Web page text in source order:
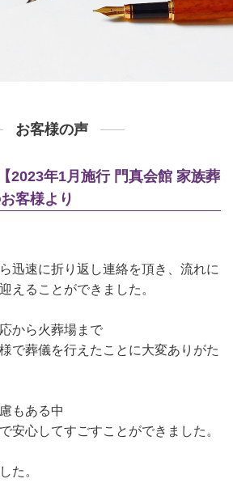
お客様の声
2023年1月施行 門真会館 家族葬
客様より
迅速に折り返し連絡を頂き、流れに
えることができました。
から火葬場まで
で葬儀を行えたことに大変ありがた
もある中
安心してすごすことができました。
た。